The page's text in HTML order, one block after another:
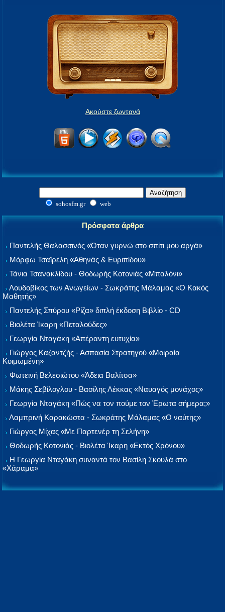
Ακούστε ζωντανά
sohosfm.gr web
Πρόσφατα άρθρα
Παντελής Θαλασσινός «Όταν γυρνώ στο σπίτι μου αργά»
Μόρφω Τσαϊρέλη «Αθηνάς & Ευριπίδου»
Τάνια Τσανακλίδου - Θοδωρής Κοτονιάς «Μπαλόνι»
Λουδοβίκος των Ανωγείων - Σωκράτης Μάλαμας «Ο Κακός
Μαθητής»
Παντελής Σπύρου «Ρίζα» διπλή έκδοση Βιβλίο - CD
Βιολέτα Ίκαρη «Πεταλούδες»
Γεωργία Νταγάκη «Aπέραντη ευτυχία»
Γιώργος Καζαντζής - Ασπασία Στρατηγού «Μοιραία
Κοιμωμένη»
Φωτεινή Βελεσιώτου «Άδεια Βαλίτσα»
Μάκης Σεβίλογλου - Βασίλης Λέκκας «Ναυαγός μονάχος»
Γεωργία Νταγάκη «Πώς να τον πούμε τον Έρωτα σήμερα;»
Λαμπρινή Καρακώστα - Σωκράτης Μάλαμας «Ο ναύτης»
Γιώργος Μίχας «Με Παρτενέρ τη Σελήνη»
Θοδωρής Κοτονιάς - Βιολέτα Ίκαρη «Εκτός Χρόνου»
Η Γεωργία Νταγάκη συναντά τον Βασίλη Σκουλά στο
«Χάραμα»